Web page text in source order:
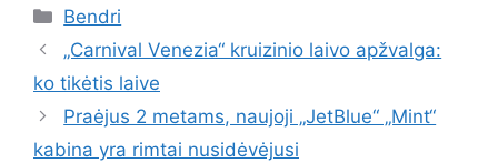
Kategorijos
Bendri
„Carnival Venezia“ kruizinio laivo apžvalga:
ko tikėtis laive
Praėjus 2 metams, naujoji „JetBlue“ „Mint“
kabina yra rimtai nusidėvėjusi